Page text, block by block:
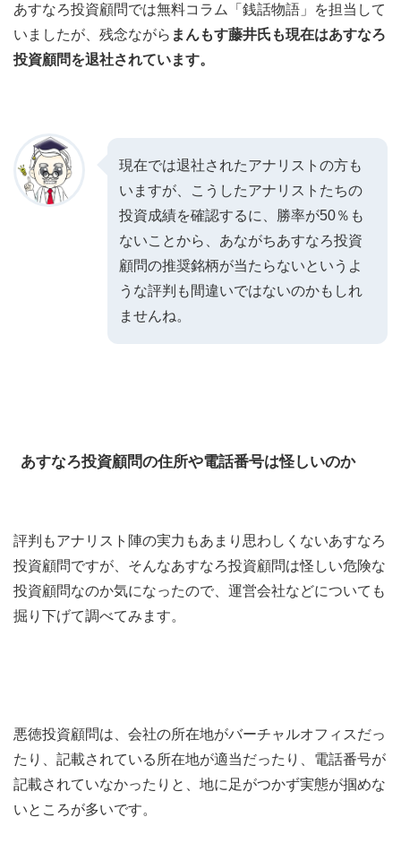
あすなろ投資顧問では無料コラム「銭話物語」を担当して
いましたが、残念ながら まんもす藤井氏も現在はあすなろ
投資顧問を退社されています。
現在では退社されたアナリストの方も
いますが、こうしたアナリストたちの
投資成績を確認するに、勝率が50％も
ないことから、あながちあすなろ投資
顧問の推奨銘柄が当たらないというよ
うな評判も間違いではないのかもしれ
ませんね。
あすなろ投資顧問の住所や電話番号は怪しいのか
評判もアナリスト陣の実力もあまり思わしくないあすなろ
投資顧問ですが、そんなあすなろ投資顧問は怪しい危険な
投資顧問なのか気になったので、運営会社などについても
掘り下げて調べてみます。
悪徳投資顧問は、会社の所在地がバーチャルオフィスだっ
たり、記載されている所在地が適当だったり、電話番号が
記載されていなかったりと、地に足がつかず実態が掴めな
いところが多いです。